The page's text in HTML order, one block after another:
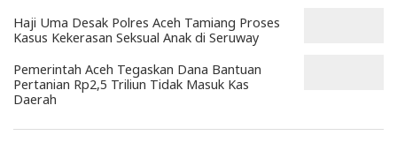
Haji Uma Desak Polres Aceh Tamiang Proses
Kasus Kekerasan Seksual Anak di Seruway
Pemerintah Aceh Tegaskan Dana Bantuan
Pertanian Rp2,5 Triliun Tidak Masuk Kas
Daerah